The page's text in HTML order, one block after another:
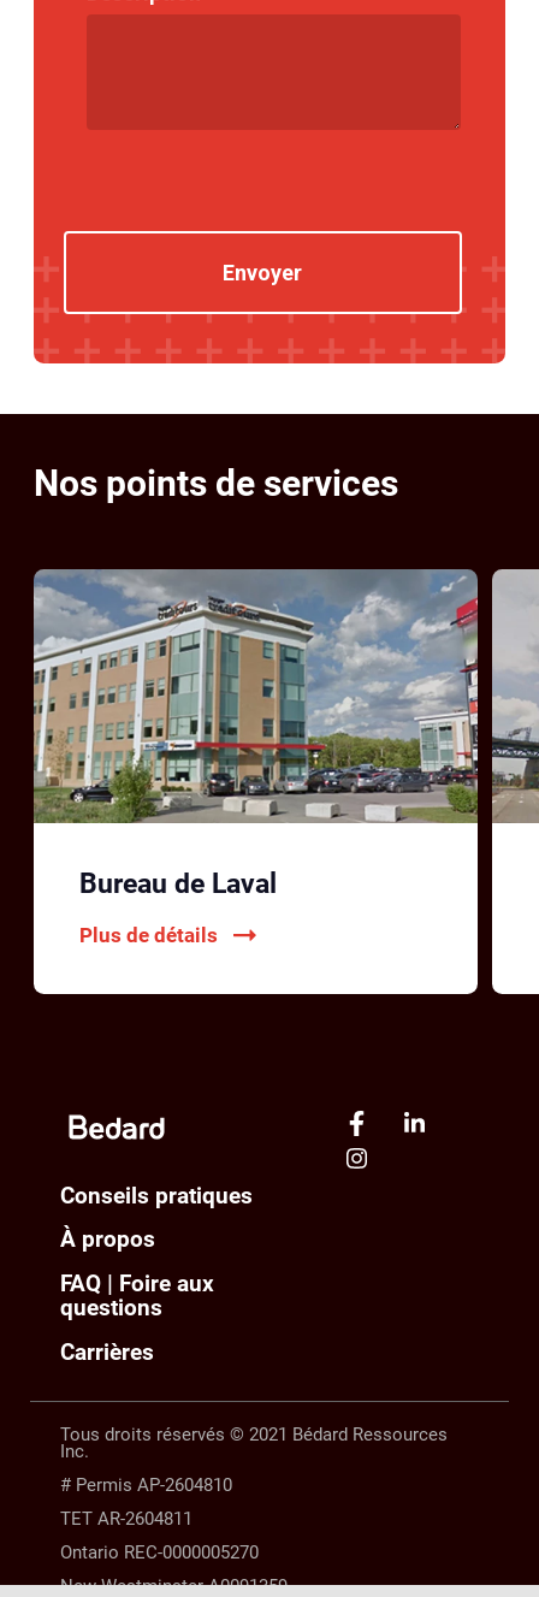
Nos points de services
Bureau de Laval
Plus de détails
Conseils pratiques
À propos
FAQ | Foire aux
questions
Carrières
Tous droits réservés © 2021 Bédard Ressources
Inc.
# Permis AP-2604810
TET AR-2604811
Ontario REC-0000005270
New Westminster A0091359